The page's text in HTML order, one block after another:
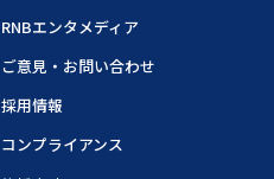
RNBエンタメディア
ご意見・お問い合わせ
採用情報
コンプライアンス